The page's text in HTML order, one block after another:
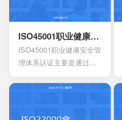
告，用途信息，产量信
息，还有技术信息等等。
产品标准清单，还有产品
标准清单的法律法规。
ISO45001职业健康安全管理体系认证
ISO45001职业健康安全管
理体系认证主要是通过专
法规的鉴定，能够有效寻
作环境里面的危险源。针